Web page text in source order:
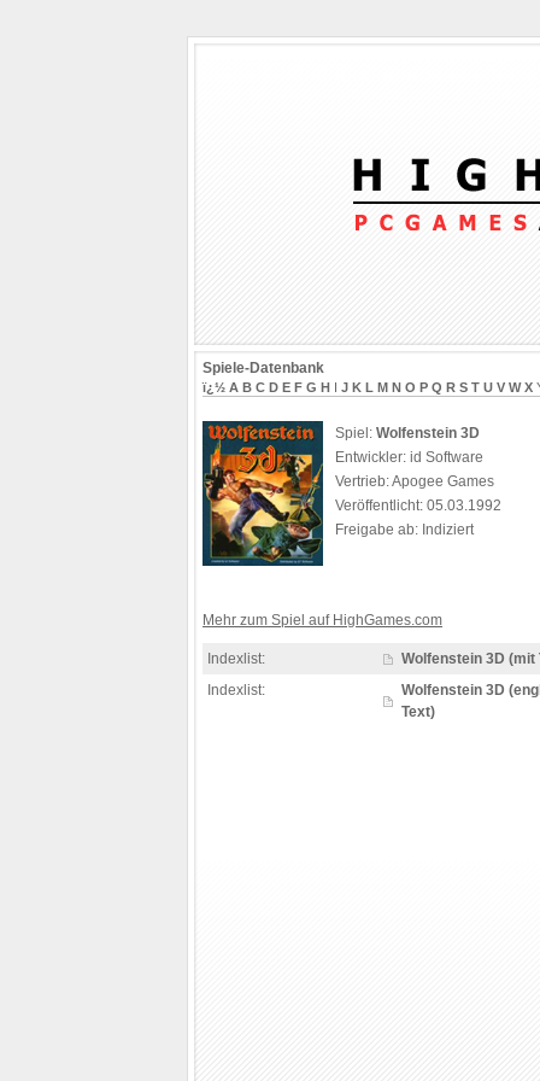
Spiele-Datenbank
ï¿½ A B C D E F G H I J K L M N O P Q R S T U V W X
Spiel: Wolfenstein 3D
Entwickler: id Software
Vertrieb: Apogee Games
Veröffentlicht: 05.03.1992
Freigabe ab: Indiziert
Mehr zum Spiel auf HighGames.com
Indexlist:
Wolfenstein 3D (mit
Indexlist:
Wolfenstein 3D
Text)